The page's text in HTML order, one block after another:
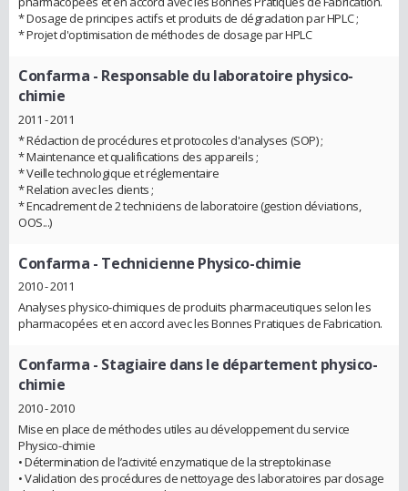
* Dosage de principes actifs et produits de dégradation par HPLC ;
* Projet d'optimisation de méthodes de dosage par HPLC
Confarma - Responsable du laboratoire physico-
chimie
2011 - 2011
* Rédaction de procédures et protocoles d'analyses (SOP) ;
* Maintenance et qualifications des appareils ;
* Veille technologique et réglementaire
* Relation avec les clients ;
* Encadrement de 2 techniciens de laboratoire (gestion déviations,
OOS...)
Confarma - Technicienne Physico-chimie
2010 - 2011
Analyses physico-chimiques de produits pharmaceutiques selon les
pharmacopées et en accord avec les Bonnes Pratiques de Fabrication.
Confarma - Stagiaire dans le département physico-
chimie
2010 - 2010
Mise en place de méthodes utiles au développement du service
Physico-chimie
• Détermination de l’activité enzymatique de la streptokinase
• Validation des procédures de nettoyage des laboratoires par dosage